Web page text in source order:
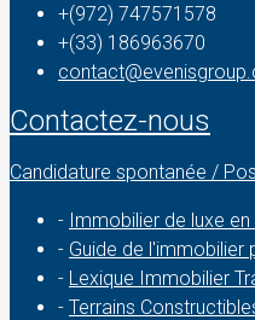
+(972) 747571578
+(33) 186963670
Contactez-nous
Candidature spontanée /
- Immobilier de luxe en
- Guide de l'immobilier
- Lexique Immobilier
- Terrains